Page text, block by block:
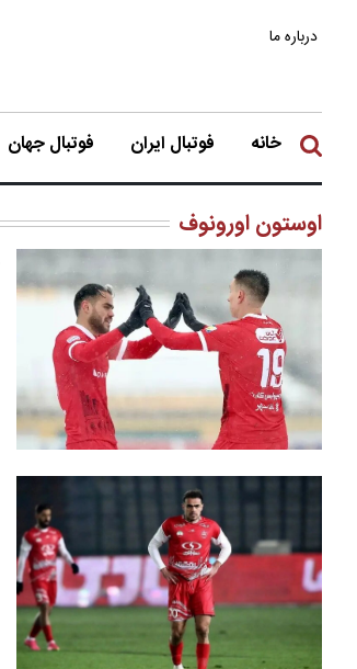
درباره ما
خانه فوتبال ایران فوتبال جهان
اوستون اورونوف